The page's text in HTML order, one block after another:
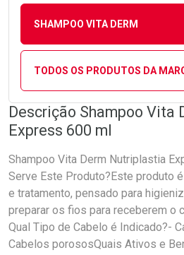
SHAMPOO VITA DERM
TODOS OS PRODUTOS DA
Descrição Shampoo Vita
Express 600 ml
Shampoo Vita Derm Nutriplastia
Serve Este Produto?Este produto
e tratamento, pensado para
preparar os fios para receberem o
Qual Tipo de Cabelo é Indicado?-
Cabelos porososQuais Ativos e